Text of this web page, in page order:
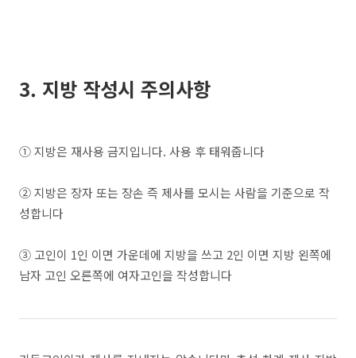
3. 지방 작성시 주의사항
① 지방은 재사용 금지입니다. 사용 후 태워줍니다
② 지방은 장자 또는 장손 즉 제사를 모시는 사람을 기준으로 작
성합니다
③ 고인이 1인 이면 가운데에 지방을 쓰고 2인 이면 지방 왼쪽에
남자 고인 오른쪽에 여자고인을 작성합니다